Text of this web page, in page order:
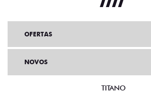
OFERTAS
NOVOS
TITANO